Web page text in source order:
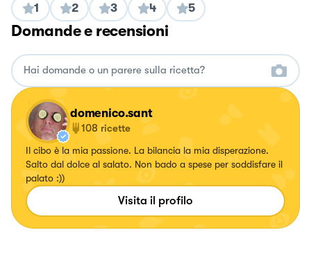
1 2 3 4 5
Domande e recensioni
domenico.sant
108 ricette
Il cibo è la mia passione. La bilancia la mia disperazione.
Salto dal dolce al salato. Non bado a spese per soddisfare il
palato :))
Visita il profilo